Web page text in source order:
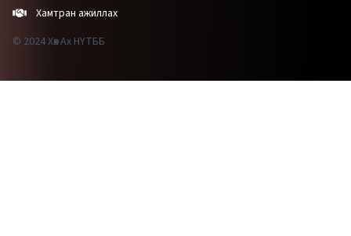
Хамтран ажиллах
© 2024 Хөх Ах НҮТББ